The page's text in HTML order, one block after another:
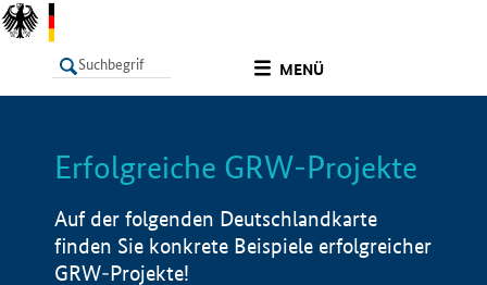
MENÜ
LISTE Info
Erfolgreiche GRW-Projekte
Auf der folgenden Deutschlandkarte
finden Sie konkrete Beispiele erfolgreicher
GRW-Projekte!